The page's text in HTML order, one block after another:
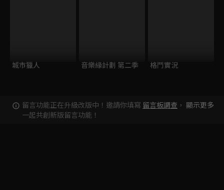
城市獵人 音樂緣計劃 第二季 格鬥實況
留言功能正在升級改版中！邀請你填寫 留言板調查 ，
一起共創新版留言功能！
顯示更多